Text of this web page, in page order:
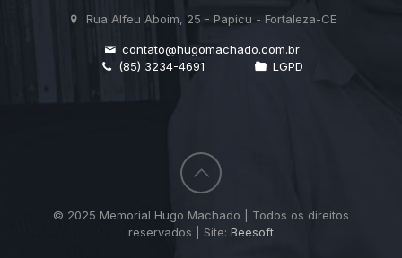
Rua Alfeu Aboim, 25 - Papicu - Fortaleza-CE
contato@hugomachado.com.br
(85) 3234-4691
LGPD
© 2025 Memorial Hugo Machado | Todos os direitos
reservados | Site: Beesoft